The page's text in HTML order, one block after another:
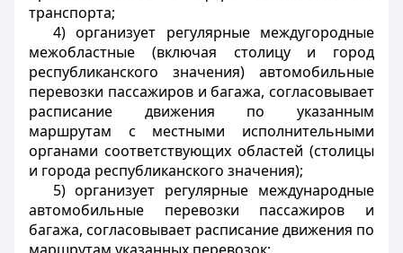
транспорта;
4) организует регулярные междугородные
межобластные (включая столицу и город
республиканского значения) автомобильные
перевозки пассажиров и багажа, согласовывает
расписание движения по указанным
маршрутам с местными исполнительными
органами соответствующих областей (столицы
и города республиканского значения);
5) организует регулярные международные
автомобильные перевозки пассажиров и
багажа, согласовывает расписание движения по